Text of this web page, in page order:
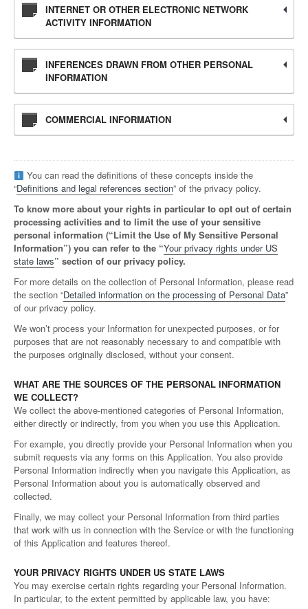
INTERNET OR OTHER ELECTRONIC NETWORK
ACTIVITY INFORMATION
INFERENCES DRAWN FROM OTHER PERSONAL
INFORMATION
COMMERCIAL INFORMATION
You can read the definitions of these concepts inside the
“Definitions and legal references section” of the privacy policy.
To know more about your rights in particular to opt out of certain
processing activities and to limit the use of your sensitive
personal information (“Limit the Use of My Sensitive Personal
Information”) you can refer to the “Your privacy rights under US
state laws” section of our privacy policy.
For more details on the collection of Personal Information, please read
the section “Detailed information on the processing of Personal Data”
of our privacy policy.
We won’t process your Information for unexpected purposes, or for
purposes that are not reasonably necessary to and compatible with
the purposes originally disclosed, without your consent.
WHAT ARE THE SOURCES OF THE PERSONAL INFORMATION
WE COLLECT?
We collect the above-mentioned categories of Personal Information,
either directly or indirectly, from you when you use this Application.
For example, you directly provide your Personal Information when you
submit requests via any forms on this Application. You also provide
Personal Information indirectly when you navigate this Application, as
Personal Information about you is automatically observed and
collected.
Finally, we may collect your Personal Information from third parties
that work with us in connection with the Service or with the functioning
of this Application and features thereof.
YOUR PRIVACY RIGHTS UNDER US STATE LAWS
You may exercise certain rights regarding your Personal Information.
In particular, to the extent permitted by applicable law, you have: